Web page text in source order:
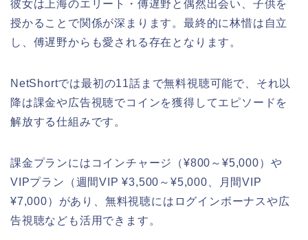
彼女は上海のエリート・傅遅野と偶然出会い、子供を
授かることで関係が深まります。最終的に林惜は自立
し、傅遅野からも愛される存在となります。
NetShortでは最初の11話まで無料視聴可能で、それ以
降は課金や広告視聴でコインを獲得してエピソードを
解放する仕組みです。
課金プランにはコインチャージ（¥800～¥5,000）や
VIPプラン（週間VIP ¥3,500～¥5,000、月間VIP
¥7,000）があり、無料視聴にはログインボーナスや広
告視聴なども活用できます。